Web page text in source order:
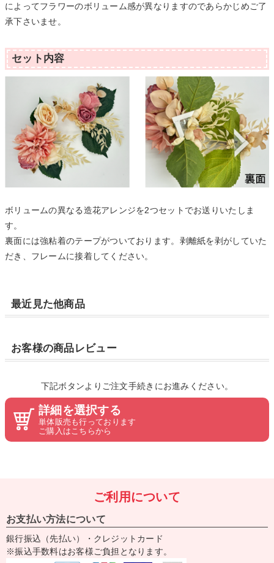
によってフラワーのボリューム感が異なりますのであらかじめご了
承下さいませ。
セット内容
ボリュームの異なる造花アレンジを2つセットでお送りいたしま
す。
裏面には強粘着のテープがついております。剥離紙を剥がしていた
だき、フレームに接着してください。
最近見た他商品
お客様の商品レビュー
下記ボタンよりご注文手続きにお進みください。
詳細を選択する
単体販売も行っております
ご購入はこちらから
ご利用について
お支払い方法について
銀行振込（先払い）・クレジットカード
※振込手数料はお客様ご負担となります。